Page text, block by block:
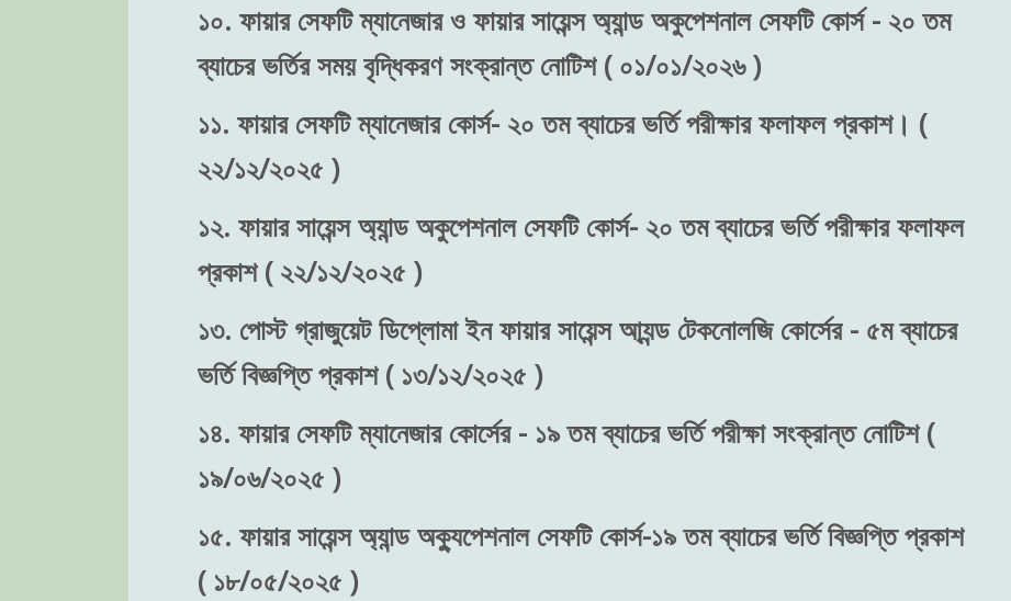
১০. ফায়ার সেফটি ম্যানেজার ও ফায়ার সায়েন্স অ্যান্ড অকুপেশনাল সেফটি কোর্স - ২০ তম
ব্যাচের ভর্তির সময় বৃদ্ধিকরণ সংক্রান্ত নোটিশ ( ০১/০১/২০২৬ )
১১. ফায়ার সেফটি ম্যানেজার কোর্স- ২০ তম ব্যাচের ভর্তি পরীক্ষার ফলাফল প্রকাশ। (
২২/১২/২০২৫ )
১২. ফায়ার সায়েন্স অ্যান্ড অকুপেশনাল সেফটি কোর্স- ২০ তম ব্যাচের ভর্তি পরীক্ষার ফলাফল
প্রকাশ ( ২২/১২/২০২৫ )
১৩. পোস্ট গ্রাজুয়েট ডিপ্লোমা ইন ফায়ার সায়েন্স আ্যন্ড টেকনোলজি কোর্সের - ৫ম ব্যাচের
ভর্তি বিজ্ঞপ্তি প্রকাশ ( ১৩/১২/২০২৫ )
১৪. ফায়ার সেফটি ম্যানেজার কোর্সের - ১৯ তম ব্যাচের ভর্তি পরীক্ষা সংক্রান্ত নোটিশ (
১৯/০৬/২০২৫ )
১৫. ফায়ার সায়েন্স অ্যান্ড অক্যুপেশনাল সেফটি কোর্স-১৯ তম ব্যাচের ভর্তি বিজ্ঞপ্তি প্রকাশ
( ১৮/০৫/২০২৫ )